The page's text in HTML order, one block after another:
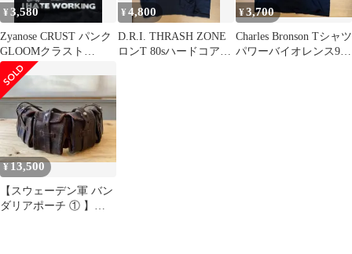
¥3,580
Zyanose CRUST パンク
GLOOMクラスト
confuse gism
¥4,800
D.R.I. THRASH ZONE
ロンT 80sハードコア、
¥3,700
Charles Bronson Tシャツ
パワーバイオレンス90s
¥13,500
【スウェーデン軍 バン
ダリアポーチ ① 】